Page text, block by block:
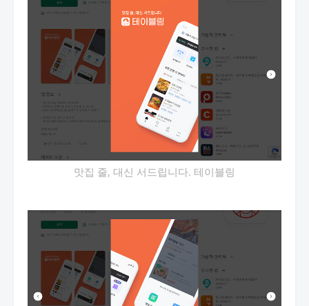
맛집 줄, 대신 서드립니다. 테이블링